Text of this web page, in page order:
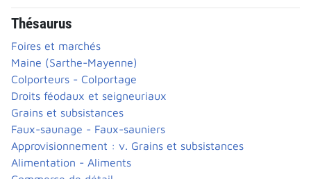
Thésaurus
Foires et marchés
Maine (Sarthe-Mayenne)
Colporteurs - Colportage
Droits féodaux et seigneuriaux
Grains et subsistances
Faux-saunage - Faux-sauniers
Approvisionnement : v. Grains et subsistances
Alimentation - Aliments